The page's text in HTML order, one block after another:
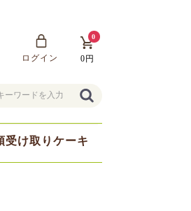
ログイン
0
0円
受け取りケーキ